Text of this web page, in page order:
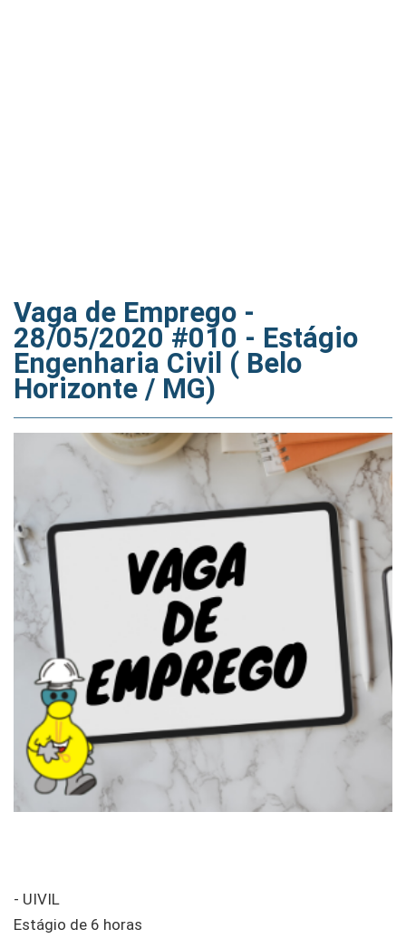
Vaga de Emprego -
28/05/2020 #010 - Estágio
Engenharia Civil ( Belo
Horizonte / MG)
- UIVIL
Estágio de 6 horas